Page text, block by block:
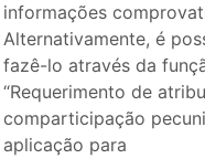
informações
Alternativamente, é
fazê-lo através da
“Requerimento de
comparticipação
aplicação para